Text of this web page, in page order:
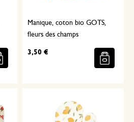
Manique, coton bio GOTS,
fleurs des champs
3,50 €